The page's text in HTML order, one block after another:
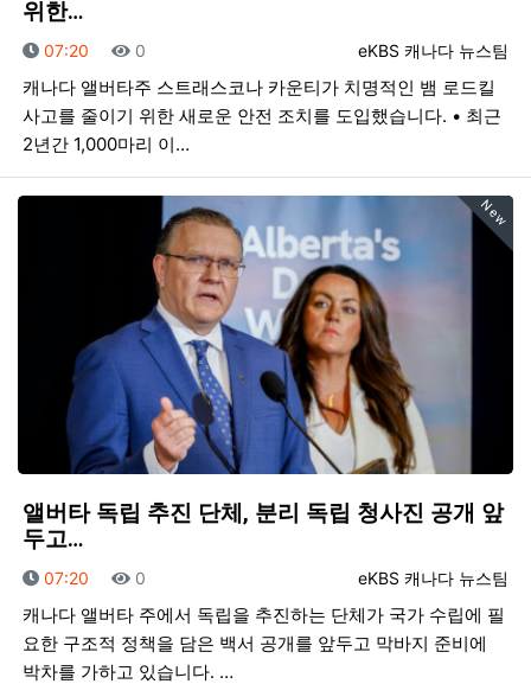
위한…
등록자
eKBS 캐나다 뉴스팀
등록일
07:20 조회
0
캐나다 앨버타주 스트래스코나 카운티가 치명적인 뱀 로드킬
사고를 줄이기 위한 새로운 안전 조치를 도입했습니다. • 최근
2년간 1,000마리 이…
New
앨버타 독립 추진 단체, 분리 독립 청사진 공개 앞
두고…
등록자
eKBS 캐나다 뉴스팀
등록일
07:20 조회
0
캐나다 앨버타 주에서 독립을 추진하는 단체가 국가 수립에 필
요한 구조적 정책을 담은 백서 공개를 앞두고 막바지 준비에
박차를 가하고 있습니다. …